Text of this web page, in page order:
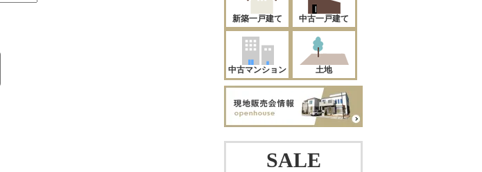
新築一戸建て 中古一戸建て
中古マンション 土地
SALE